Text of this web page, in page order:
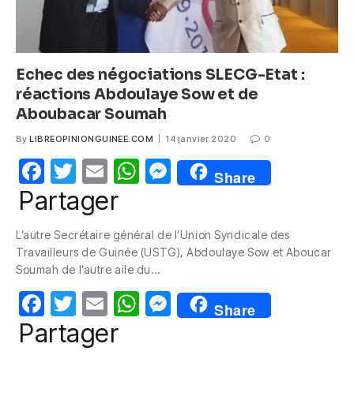
Echec des négociations SLECG-Etat :
réactions Abdoulaye Sow et de
Aboubacar Soumah
By LIBREOPINIONGUINEE.COM 14 janvier 2020 0
F
a
e
b
o
o
k
T
w
itt
er
E
m
W
s
A
p
p
M
e
e
g
er
Share
Partager
L’autre Secrétaire général de l’Union Syndicale des
Travailleurs de Guinée (USTG), Abdoulaye Sow et Aboucar
Soumah de l’autre aile du…
F
a
T
w
itt
E
m
W M
e
Share
Partager